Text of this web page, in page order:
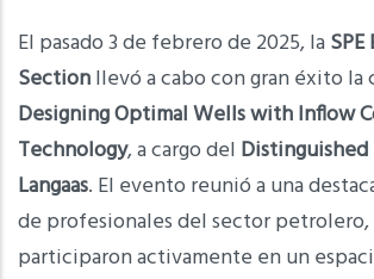
El pasado 3 de febrero de 2025, la
Sectionllevó a cabo con gran éxito
Designing Optimal Wells with Inflow
Technology, a cargo del
Langaas. El evento reunió a una
de profesionales del sector
participaron activamente en un